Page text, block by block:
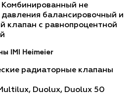
Комбинированный не
балансировочный и
клапан с равнопроцентной
IMI Heimeier
радиаторные клапаны
Duolux, Duolux 50